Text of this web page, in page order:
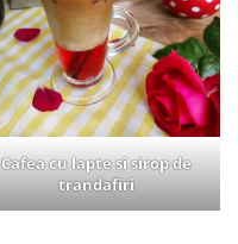
Cafea cu lapte si sirop de
trandafiri